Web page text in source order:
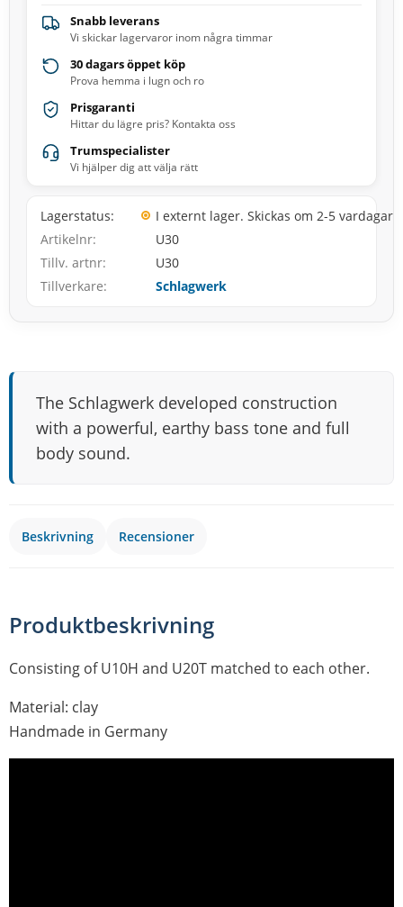
Snabb leverans
Vi skickar lagervaror inom några timmar
30 dagars öppet köp
Prova hemma i lugn och ro
Prisgaranti
Hittar du lägre pris? Kontakta oss
Trumspecialister
Vi hjälper dig att välja rätt
Lagerstatus
I externt lager. Skickas om 2-5 vardagar
Artikelnr
U30
Tillv. artnr
U30
Tillverkare
Schlagwerk
The Schlagwerk developed construction
with a powerful, earthy bass tone and full
body sound.
Beskrivning Recensioner
Produktbeskrivning
Consisting of U10H and U20T matched to each other.
Material: clay
Handmade in Germany